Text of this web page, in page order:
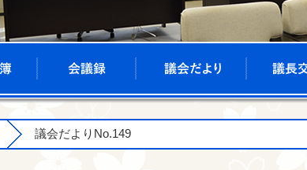
議会議員名簿 会議録 議会だよ
議会だよりNo.149